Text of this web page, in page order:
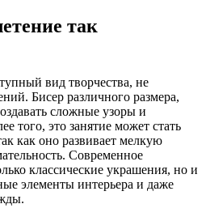
так
вид творчества, не
Бисер различного размера,
сложные узоры и
того, это занятие может стать
как оно развивает мелкую
Современное
классические украшения, но и
элементы интерьера и даже